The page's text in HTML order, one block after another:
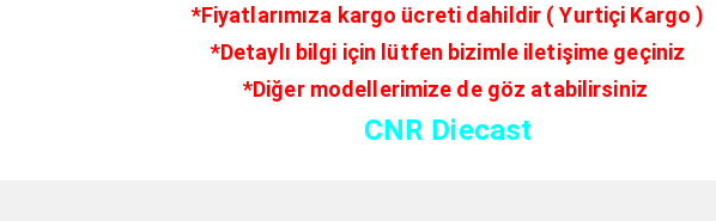
*Fiyatlarımıza kargo ücreti dahildir ( Yurtiçi Kargo )
*Detaylı bilgi için lütfen bizimle iletişime geçiniz
*Diğer modellerimize de göz atabilirsiniz
CNR Diecast